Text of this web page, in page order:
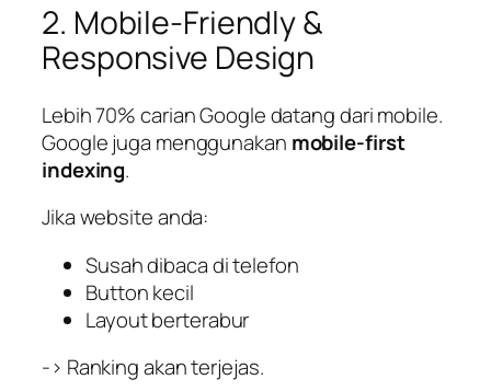
2. Mobile-Friendly &
Responsive Design
Lebih 70% carian Google datang dari mobile.
Google juga menggunakan mobile-first
indexing.
Jika website anda:
Susah dibaca di telefon
Button kecil
Layout berterabur
-> Ranking akan terjejas.